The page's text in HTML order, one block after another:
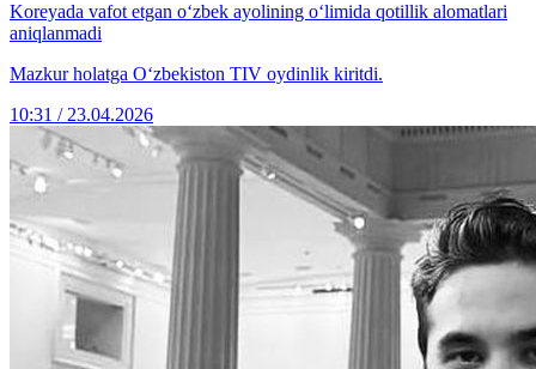
Koreyada vafot etgan o‘zbek ayolining o‘limida qotillik alomatlari
aniqlanmadi
Mazkur holatga O‘zbekiston TIV oydinlik kiritdi.
10:31 / 23.04.2026